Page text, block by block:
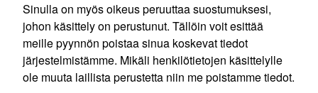
Sinulla on myös oikeus peruuttaa suostumuksesi,
johon käsittely on perustunut. Tällöin voit esittää
meille pyynnön poistaa sinua koskevat tiedot
järjestelmistämme. Mikäli henkilötietojen käsittelylle
ole muuta laillista perustetta niin me poistamme tiedot.